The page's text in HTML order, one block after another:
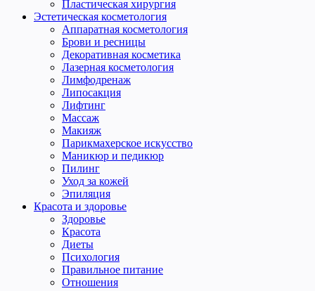
Пластическая хирургия
Эстетическая косметология
Аппаратная косметология
Брови и ресницы
Декоративная косметика
Лазерная косметология
Лимфодренаж
Липосакция
Лифтинг
Массаж
Макияж
Парикмахерское искусство
Маникюр и педикюр
Пилинг
Уход за кожей
Эпиляция
Красота и здоровье
Здоровье
Красота
Диеты
Психология
Правильное питание
Отношения